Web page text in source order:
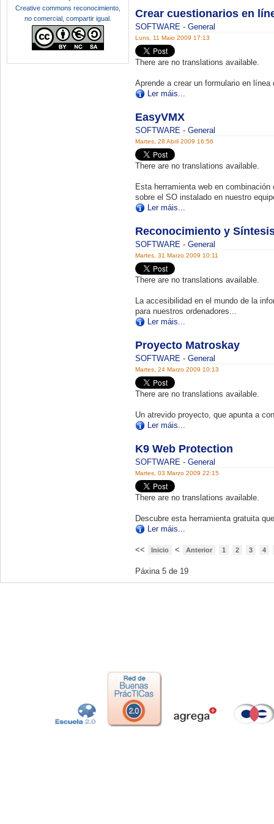
Crear cuestionarios en
SOFTWARE - General
Luns, 11 Maio 2009 17:13
There are no translations available.
Aprende a crear un formulario en
Ler máis...
EasyVMX
SOFTWARE - General
Martes, 28 Abril 2009 16:56
There are no translations available.
Esta herramienta web en
sobre el SO instalado en nuestro
Ler máis...
Reconocimiento y
SOFTWARE - General
Martes, 31 Marzo 2009 10:11
There are no translations available.
La accesibilidad en el mundo de la
para nuestros ordenadores...
Ler máis...
Proyecto Matroskay
SOFTWARE - General
Martes, 24 Marzo 2009 10:13
There are no translations available.
Un atrevido proyecto, que apunta a
Ler máis...
K9 Web Protection
SOFTWARE - General
Martes, 03 Marzo 2009 22:15
There are no translations available.
Descubre esta herramienta gratuita
Ler máis...
<< Inicio < Anterior 1 2 3 4
Páxina 5 de 19
Creative commons reconocimiento,
no comercial, compartir igual